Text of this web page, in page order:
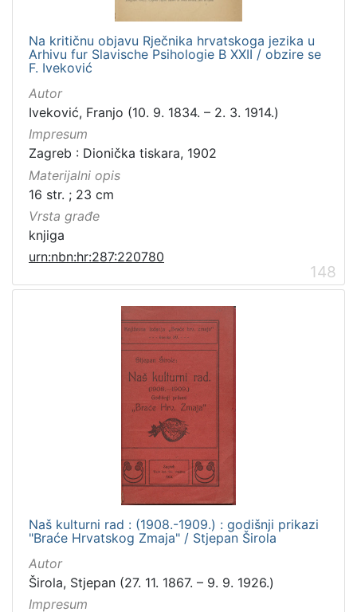
Na kritičnu objavu Rječnika hrvatskoga jezika u
Arhivu fur Slavische Psihologie B XXII / obzire se
F. Iveković
Autor
Iveković, Franjo (10. 9. 1834. – 2. 3. 1914.)
Impresum
Zagreb : Dionička tiskara, 1902
Materijalni opis
16 str. ; 23 cm
Vrsta građe
knjiga
urn:nbn:hr:287:220780
148
Naš kulturni rad : (1908.-1909.) : godišnji prikazi
"Braće Hrvatskog Zmaja" / Stjepan Širola
Autor
Širola, Stjepan (27. 11. 1867. – 9. 9. 1926.)
Impresum